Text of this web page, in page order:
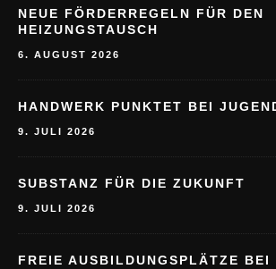
NEUE FÖRDERREGELN FÜR DEN
HEIZUNGSTAUSCH
6. AUGUST 2026
HANDWERK PUNKTET BEI
9. JULI 2026
SUBSTANZ FÜR DIE ZUKUNFT
9. JULI 2026
FREIE AUSBILDUNGSPLÄTZE BEI